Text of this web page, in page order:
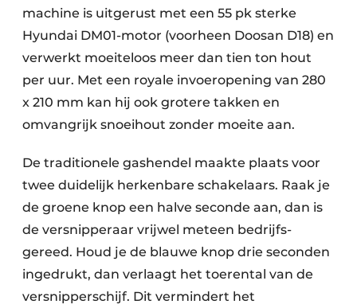
machine is uitgerust met een 55 pk sterke
Hyundai DM01-motor (voorheen Doosan D18) en
verwerkt moeiteloos meer dan tien ton hout
per uur. Met een royale invoeropening van 280
x 210 mm kan hij ook grotere takken en
omvangrijk snoeihout zonder moeite aan.
De traditionele gashendel maakte plaats voor
twee duidelijk herkenbare schakelaars. Raak je
de groene knop een halve seconde aan, dan is
de versnipperaar vrijwel meteen bedrijfs­
gereed. Houd je de blauwe knop drie seconden
ingedrukt, dan verlaagt het toerental van de
versnipperschijf. Dit vermindert het